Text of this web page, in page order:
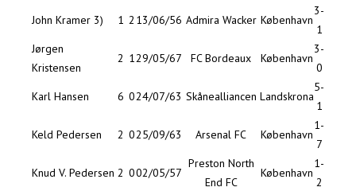
John Kramer 3)
1 2 13/06/56 Admira Wacker København
3-
1
Jørgen
Kristensen
2 129/05/67 FC Bordeaux København
3-
0
Karl Hansen
6 024/07/63 Skånealliancen Landskrona
5-
1
Keld Pedersen
2 025/09/63 Arsenal FC København
1-
7
Knud V. Pedersen 2 002/05/57
Preston North
End FC
København
1-
2